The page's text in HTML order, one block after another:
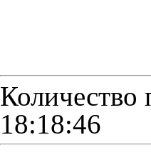
Количество
18:18:46